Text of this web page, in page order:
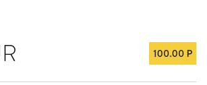
100.00 P